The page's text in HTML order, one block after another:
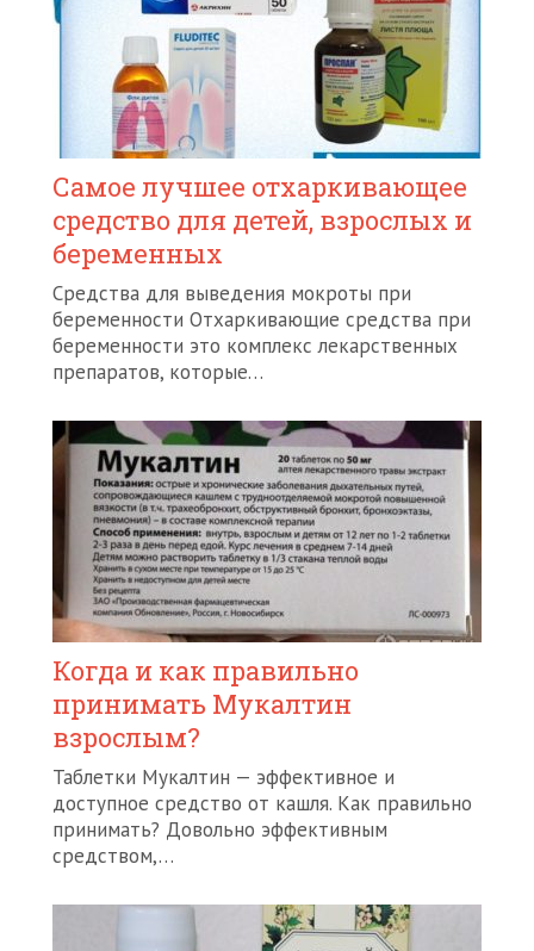
Самое лучшее отхаркивающее
средство для детей, взрослых и
беременных
Средства для выведения мокроты при
беременности Отхаркивающие средства при
беременности это комплекс лекарственных
препаратов, которые…
Когда и как правильно
принимать Мукалтин
взрослым?
Таблетки Мукалтин — эффективное и
доступное средство от кашля. Как правильно
принимать? Довольно эффективным
средством,…